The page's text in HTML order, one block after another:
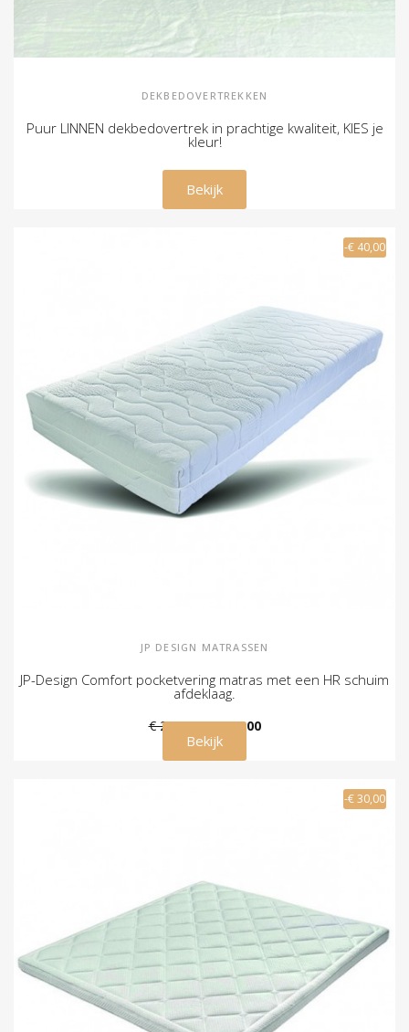
DEKBEDOVERTREKKEN
Puur LINNEN dekbedovertrek in prachtige kwaliteit, KIES je
kleur!
€ 149,00
Bekijk
-€ 40,00
JP DESIGN MATRASSEN
JP-Design Comfort pocketvering matras met een HR schuim
afdeklaag.
€ 299,00 € 259,00
Bekijk
-€ 30,00